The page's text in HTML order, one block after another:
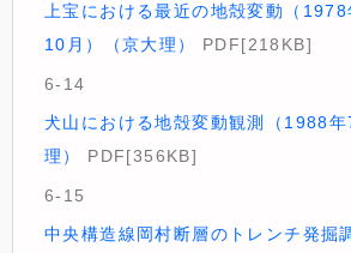
上宝における最近の地殻変動（
10月）（京大理）
PDF[218KB]
6-14
犬山における地殻変動観測（1988
理）
PDF[356KB]
6-15
中央構造線岡村断層のトレンチ発掘